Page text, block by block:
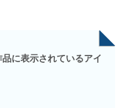
に表示されているアイ